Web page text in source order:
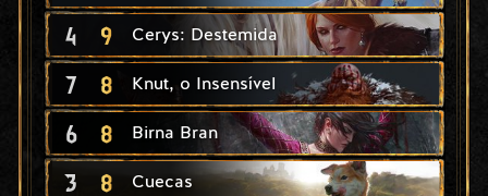
4 9 Cerys: Destemida
7 8 Knut, o Insensível
6 8 Birna Bran
3 8 Cuecas